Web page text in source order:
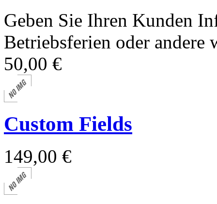
Geben Sie Ihren Kunden
Betriebsferien oder
50,00 €
Custom Fields
149,00 €